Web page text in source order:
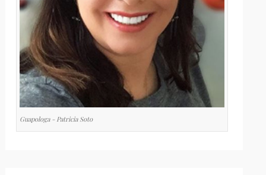
Guapologa - Patricia Soto